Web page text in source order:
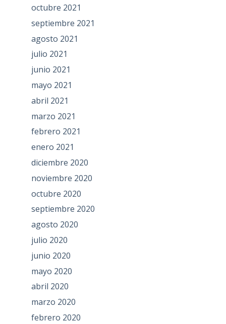
octubre 2021
septiembre 2021
agosto 2021
julio 2021
junio 2021
mayo 2021
abril 2021
marzo 2021
febrero 2021
enero 2021
diciembre 2020
noviembre 2020
octubre 2020
septiembre 2020
agosto 2020
julio 2020
junio 2020
mayo 2020
abril 2020
marzo 2020
febrero 2020